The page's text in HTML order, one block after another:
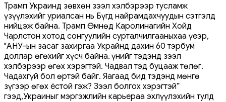
Трамп Украинд зөвхөн зээл хэлбэрээр тусламж
үзүүлэхийг уриалсан нь Бүгд найрамдахчуудын сэтгэлд
нийцэж байна. Трамп Өмнөд Каролинагийн Хойд
Чарлстон хотод сонгуулийн сурталчилгааныхаа үеэр,
"АНУ-ын засаг захиргаа Украйнд дахин 60 тэрбум
доллар өгөхийг хүсч байна. Үүнийг тэдэнд зээл
хэлбэрээр өгөх хэрэгтэй. Чадвал тэд буцааж төлөг.
Чадахгүй бол өртэй байг. Яагаад бид тэдэнд мөнгө
зүгээр өгөх ёстой гэж? Зээл болгох хэрэгтэй”
гээд,Украиныг мэргэжлийн карьераа эхлүүлэхийн тулд